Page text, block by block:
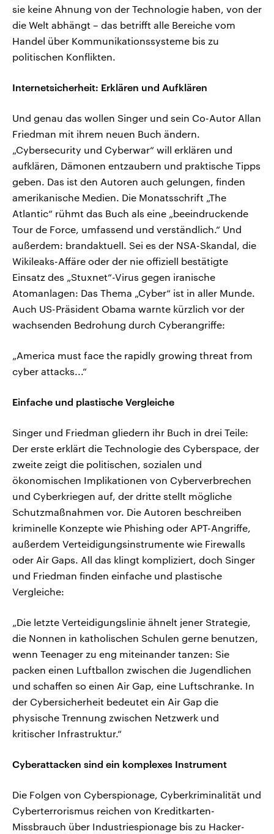
sie keine Ahnung von der Technologie haben, von der
die Welt abhängt – das betrifft alle Bereiche vom
Handel über Kommunikationssysteme bis zu
politischen Konflikten.
Internetsicherheit: Erklären und Aufklären
Und genau das wollen Singer und sein Co-Autor Allan
Friedman mit ihrem neuen Buch ändern.
„Cybersecurity und Cyberwar“ will erklären und
aufklären, Dämonen entzaubern und praktische Tipps
geben. Das ist den Autoren auch gelungen, finden
amerikanische Medien. Die Monatsschrift „The
Atlantic“ rühmt das Buch als eine „beeindruckende
Tour de Force, umfassend und verständlich.“ Und
außerdem: brandaktuell. Sei es der NSA-Skandal, die
Wikileaks-Affäre oder der nie offiziell bestätigte
Einsatz des „Stuxnet“-Virus gegen iranische
Atomanlagen: Das Thema „Cyber“ ist in aller Munde.
Auch US-Präsident Obama warnte kürzlich vor der
wachsenden Bedrohung durch Cyberangriffe:
„America must face the rapidly growing threat from
cyber attacks...“
Einfache und plastische Vergleiche
Singer und Friedman gliedern ihr Buch in drei Teile:
Der erste erklärt die Technologie des Cyberspace, der
zweite zeigt die politischen, sozialen und
ökonomischen Implikationen von Cyberverbrechen
und Cyberkriegen auf, der dritte stellt mögliche
Schutzmaßnahmen vor. Die Autoren beschreiben
kriminelle Konzepte wie Phishing oder APT-Angriffe,
außerdem Verteidigungsinstrumente wie Firewalls
oder Air Gaps. All das klingt kompliziert, doch Singer
und Friedman finden einfache und plastische
Vergleiche:
„Die letzte Verteidigungslinie ähnelt jener Strategie,
die Nonnen in katholischen Schulen gerne benutzen,
wenn Teenager zu eng miteinander tanzen: Sie
packen einen Luftballon zwischen die Jugendlichen
und schaffen so einen Air Gap, eine Luftschranke. In
der Cybersicherheit bedeutet ein Air Gap die
physische Trennung zwischen Netzwerk und
kritischer Infrastruktur.“
Cyberattacken sind ein komplexes Instrument
Die Folgen von Cyberspionage, Cyberkriminalität und
Cyberterrorismus reichen von Kreditkarten-
Missbrauch über Industriespionage bis zu Hacker-